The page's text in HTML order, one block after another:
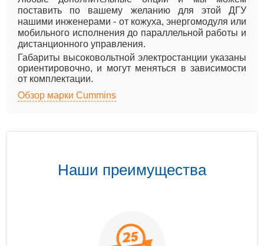
поставить по вашему желанию для этой ДГУ
нашими инженерами - от кожуха, энергомодуля или
мобильного исполнения до параллельной работы и
дистанционного управления.
Габариты высоковольтной электростанции указаны
ориентировочно, и могут меняться в зависимости
от комплектации.
Обзор марки Cummins
Наши преимущества